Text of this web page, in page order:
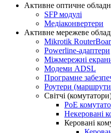
Активне оптичне
SFP модулі
Медіаконвертери
Активне мережеве
Mikrotik
Powerline-адаптери
Міжмережні
Модеми ADSL
Програмне
Роутери
Світчі
PoE
Некеровані
Керовані